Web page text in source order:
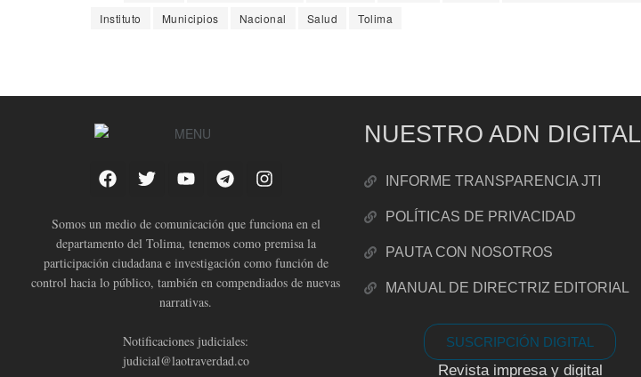
— La Otra Verdad (@LaOtraVerdadCol)
Instituto
Municipios Nacional Salud Tolima
Somos un medio de comunicación que funciona en el
departamento del Tolima, tenemos como premisa la
participación ciudadana e investigación como función de
control hacia lo público, también en compendiados de nuevas
narrativas.
Notificaciones judiciales:
judicial@laotraverdad.co
NUESTRO ADN DIGITAL
INFORME TRANSPARENCIA JTI
POLÍTICAS DE PRIVACIDAD
PAUTA CON NOSOTROS
MANUAL DE DIRECTRIZ EDITORIAL
SUSCRIPCIÓN DIGITAL
Revista impresa y digital